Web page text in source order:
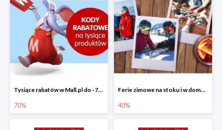
Tysiące rabatów w Mall.pl do -70%
70%
Ferie zimowe na stoku i w domu w Mall.pl do -40%
40%